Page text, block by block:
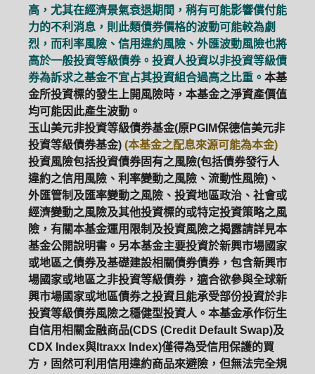
PGIM系列基金 168循環投資
定期(不)定額 高成長基金 月配息
高，尤其在經濟景氣衰退期間，稍有可能影響償付能
力的不利消息，則此類債券價格的波動可能較為劇
烈，而利率風險、信用違約風險、外匯波動風險也將
高於一般投資等級債券。投資人投資以非投資等級債
券為訴求之基金不宜占其投資組合過高之比重。 本基
金所投資標的發生上開風險時，本基金之淨資產價值
均可能因此產生波動。
玉山美元非投資等級債券基金(原PGIM保德信美元非
投資等級債券基金) (本基金之配息來源可能為本金)
投資風險包括投資債券固有之風險(包括債券發行人
違約之信用風險、利率變動之風險、流動性風險)、
外匯管制及匯率變動之風險、投資地區政治、社會或
經濟變動之風險及其他投資標的或特定投資策略之風
險，有關本基金運用限制及投資風險之揭露請詳見本
基金公開說明書。另本基金主要投資於新興市場國家
或地區之債券及基礎建設相關債券債券，包含新興市
場國家或地區之非投資等級債券，適合欲參與全球新
興市場國家或地區債券之投資且能承受部份投資於非
投資等級債券風險之穩健型投資人。本基金承作衍生
自信用相關金融商品(CDS (Credit Default Swap)及
CDX Index與Itraxx Index)僅得為受信用保護的買
方，固然可利用信用違約商品來避險，但無法完全規